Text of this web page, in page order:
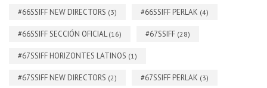
#66SSIFF NEW DIRECTORS (3) #66SSIFF PERLAK (4)
#66SSIFF SECCIÓN OFICIAL(16) #67SSIFF (28)
#67SSIFF HORIZONTES LATINOS (1)
#67SSIFF NEW DIRECTORS (2) #67SSIFF PERLAK (3)